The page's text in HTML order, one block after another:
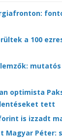
a 100
optimista
tett
is izzadt
Magyar Péter: